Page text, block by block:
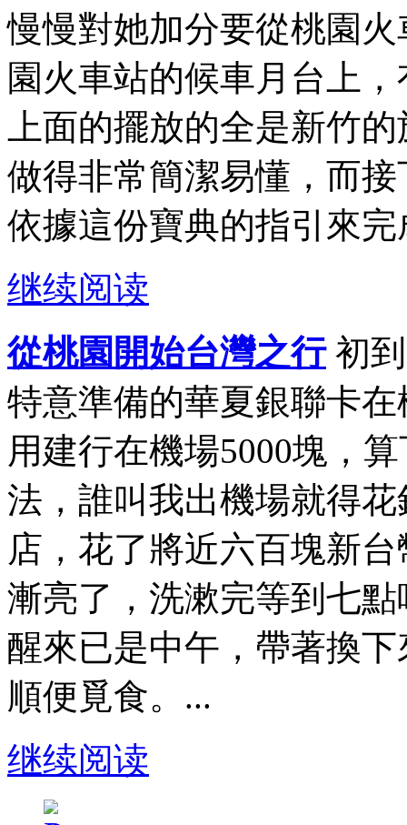
慢慢對她加分要從桃園
園火車站的候車月台上
上面的擺放的全是新竹
做得非常簡潔易懂，而
依據這份寶典的指引來完
继续阅读
從桃園開始台灣之行初到
特意準備的華夏銀聯卡
用建行在機場5000塊，
法，誰叫我出機場就得
店，花了將近六百塊新
漸亮了，洗漱完等到七
醒來已是中午，帶著換
順便覓食。...
继续阅读